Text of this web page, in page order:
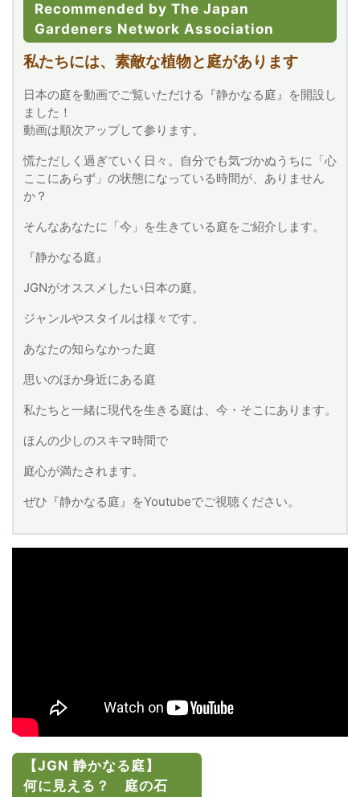
Recommended by The Japan
Gardeners Network Association
私たちには、素敵な植物と庭があります
日本の庭を動画でご覧いただける『静かなる庭』を開設し
ました！
動画は順次アップして参ります。
慌ただしく過ぎていく日々。自分でも気づかぬうちに「心
ここにあらず」の状態になっている時間が、ありません
か？
そんなあなたに「今」を生きている庭をご紹介します。
『静かなる庭』
JGNがオススメしたい日本の庭。
ジャンルやスタイルは様々です。
あなたの知らなかった庭
思いのほか身近にある庭
私たちと一緒に現代を生きる庭は、今・そこにあります。
ほんの少しのスキマ時間で
庭心が満たされます。
ぜひ『静かなる庭』をYoutubeでご視聴ください。
【JGN 静かなる庭】
何に見える？ 庭の石